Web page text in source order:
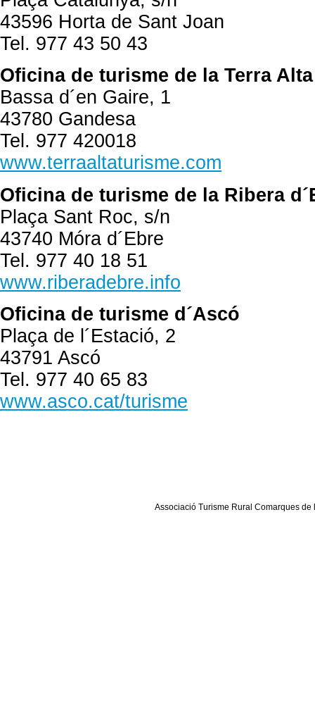
43596 Horta de Sant Joan
Tel. 977 43 50 43
Oficina de turisme de la Terra Alta
Bassa d´en Gaire, 1
43780 Gandesa
Tel. 977 420018
www.terraaltaturisme.com
Oficina de turisme de la Ribera
Plaça Sant Roc, s/n
43740 Móra d´Ebre
Tel. 977 40 18 51
www.riberadebre.info
Oficina de turisme d´Ascó
Plaça de l´Estació, 2
43791 Ascó
Tel. 977 40 65 83
www.asco.cat/turisme
Associació Turisme Rural Comarques de